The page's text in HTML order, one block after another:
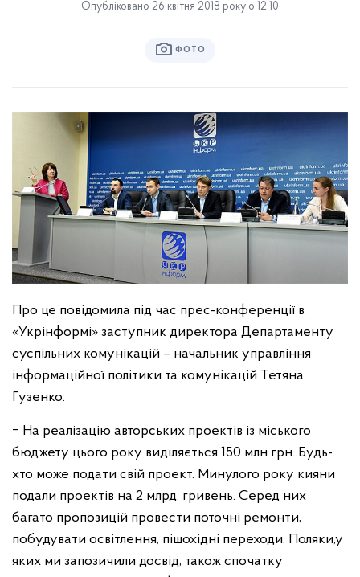
Опубліковано 26 квітня 2018 року о 12:10
ФОТО
Про це повідомила під час прес-конференції в
«Укрінформі» заступник директора Департаменту
суспільних комунікацій – начальник управління
інформаційної політики та комунікацій Тетяна
Гузенко:
‒ На реалізацію авторських проектів із міського
бюджету цього року виділяється 150 млн грн. Будь-
хто може подати свій проект. Минулого року кияни
подали проектів на 2 млрд. гривень. Серед них
багато пропозицій провести поточні ремонти,
побудувати освітлення, пішохідні переходи. Поляки,у
яких ми запозичили досвід, також спочатку